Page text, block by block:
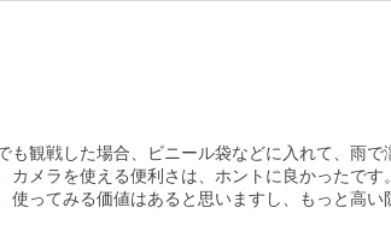
観戦した場合、ビニール袋などに入れて、雨
カメラを使える便利さは、ホントに良かったで